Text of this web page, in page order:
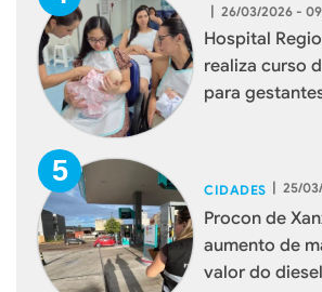
| 26/03/2026 -
Hospital
realiza curso
para
CIDADES | 25/
Procon de
aumento de
valor do diesel